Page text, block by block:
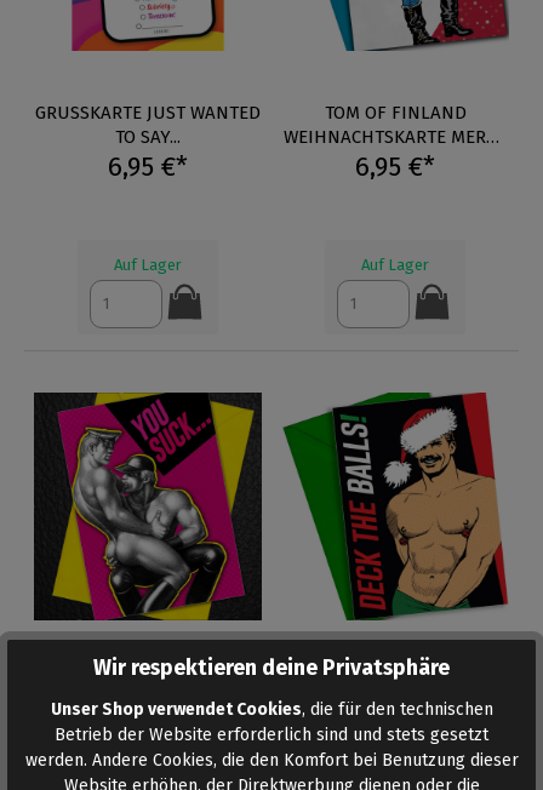
GRUSSKARTE JUST WANTED T
O SAY...
6,95 €*
Auf Lager
TOM OF FINLAND
WEIHNACHTSKARTE MERRY
MERRY
6,95 €*
Auf Lager
TOM OF FINLAND
GRUSSKARTE YOU SUCK
6,95 €*
TOM OF FINLAND
WEIHNACHTSKARTE DECK
THE BALLS
6,95 €*
Wir respektieren deine Privatsphäre
Unser Shop verwendet Cookies, die für den technischen
Betrieb der Website erforderlich sind und stets gesetzt
werden. Andere Cookies, die den Komfort bei Benutzung dieser
Website erhöhen, der Direktwerbung dienen oder die